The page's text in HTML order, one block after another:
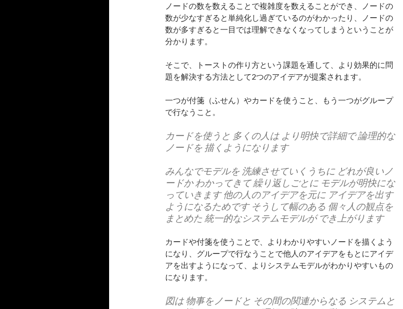
ノードの数を数えることで複雑度を数えることができ、ノードの
数が少なすぎると単純化し過ぎているのがわかったり、ノードの
数が多すぎると一目では理解できなくなってしまうということが
分かります。
そこで、トーストの作り方という課題を通して、より効果的に問
題を解決する方法として2つのアイデアが提案されます。
一つが付箋（ふせん）やカードを使うこと、もう一つがグループ
で行なうこと。
カードを使うと 多くの人は より明快で詳細で 論理的な
ノードを 描くようになります
みんなでモデルを 洗練させていくうちに どれが良いノ
ードか わかってきて 繰り返しごとに モデルが明快にな
っていきます 他の人のアイデアを元に アイデアを出す
ようになるためです そうして幅のある 個々人の観点を
まとめた 統一的なシステムモデルが でき上がります
カードや付箋を使うことで、よりわかりやすいノードを描くよう
になり、グループで行なうことで他人のアイデアをもとにアイデ
アを出すようになって、よりシステムモデルがわかりやすいもの
になります。
図は 物事をノードと その間の関連からなる システムと